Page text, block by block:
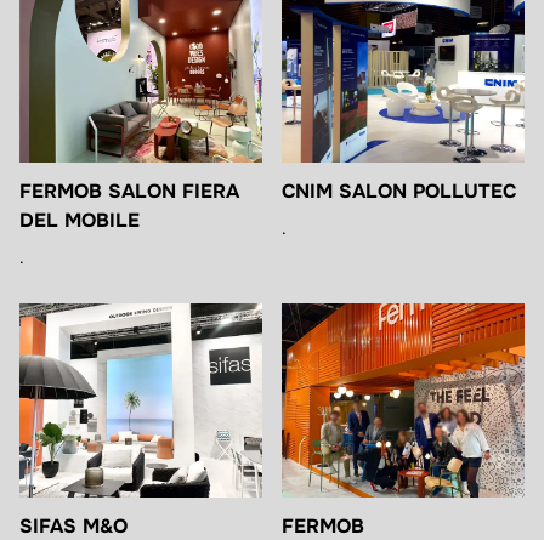
FERMOB SALON FIERA
DEL MOBILE
.
CNIM SALON POLLUTEC
.
SIFAS M&O FERMOB